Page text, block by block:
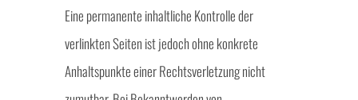
Eine permanente inhaltliche Kontrolle der
verlinkten Seiten ist jedoch ohne konkrete
Anhaltspunkte einer Rechtsverletzung nicht